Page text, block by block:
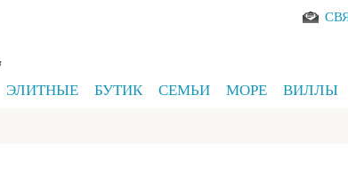
ЭЛИТНЫЕ БУТИК СЕМЬИ МОРЕ ВИЛЛЫ